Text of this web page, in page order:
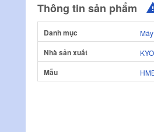
Thông tin sản phẩm
Danh mục
Nhà sản xuất
Mẫu